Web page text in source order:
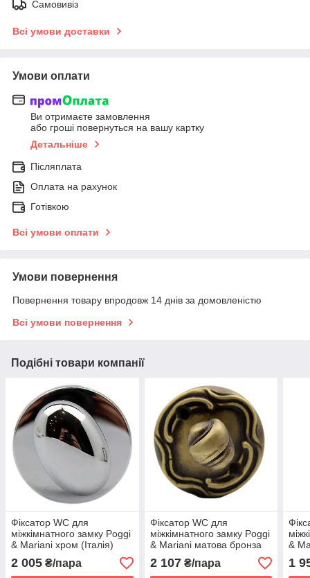
Самовивіз
Всі умови доставки
Умови оплати
Ви отримаєте замовлення
або гроші повернуться на вашу картку
Детальніше
Післяплата
Оплата на рахунок
Готівкою
Всі умови оплати
Умови повернення
Повернення товару впродовж 14 днів за домовленістю
Всі умови повернення
Подібні товари компанії
Фіксатор WC для
міжкімнатного замку Poggi
& Mariani хром (Італія)
2 005 ₴/пара
Фіксатор WC для
міжкімнатного замку Poggi
& Mariani матова бронза
2 107₴/пара
&
1